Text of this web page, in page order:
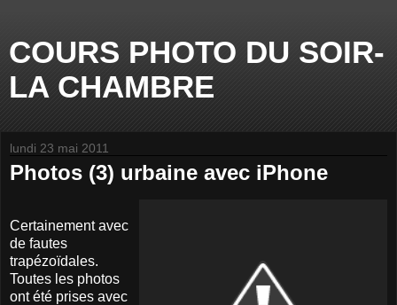
COURS PHOTO DU SOIR-
LA CHAMBRE
lundi 23 mai 2011
Photos (3) urbaine avec iPhone
Certainement avec
de fautes
trapézoïdales.
Toutes les photos
ont été prises avec